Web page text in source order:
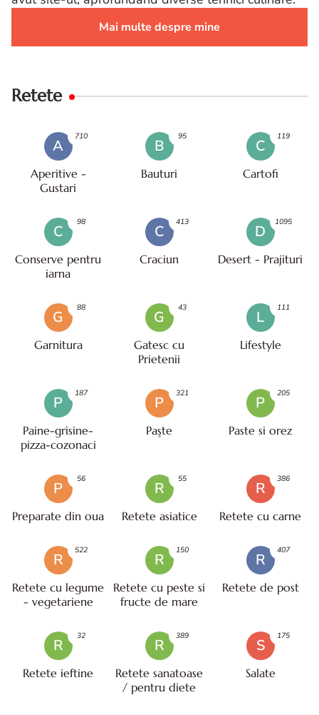
Mai multe despre mine
Retete
A
Aperitive -
Gustari
710
B
Bauturi
95
C
Cartofi
119
C
Conserve pentru
iarna
98
C
Craciun
413
D
Desert - Prajituri
1095
G
Garnitura
88
G
Gatesc cu
Prietenii
43
L
Lifestyle
111
P
Paine-grisine-
pizza-cozonaci
187
P
Paşte
321
P
Paste si orez
205
P
Preparate din oua
56
R
Retete asiatice
55
R
Retete cu carne
386
R
Retete cu legume
- vegetariene
522
R
Retete cu peste si
fructe de mare
150
R
Retete de post
407
R
Retete ieftine
32
R
Retete sanatoase
/ pentru diete
389
S
Salate
175